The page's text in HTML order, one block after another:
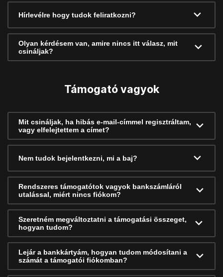
Hírlevélre hogy tudok feliratkozni?
Olyan kérdésem van, amire nincs itt válasz, mit
csináljak?
Támogató vagyok
Mit csináljak, ha hibás e-mail-címmel regisztráltam,
vagy elfelejtettem a címet?
Nem tudok bejelentkezni, mi a baj?
Rendszeres támogatótok vagyok bankszámláról
utalással, miért nincs fiókom?
Szeretném megváltoztatni a támogatási összeget,
hogyan tudom?
Lejár a bankkártyám, hogyan tudom módosítani a
számát a támogatói fiókomban?